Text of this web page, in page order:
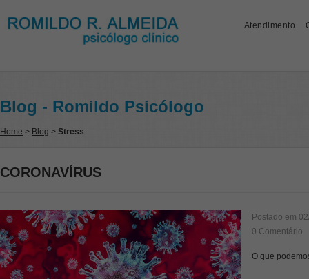
Atendimento
Blog - Romildo Psicólogo
Home > Blog > Stress
CORONAVÍRUS
Postado em
0 Comentário
O que